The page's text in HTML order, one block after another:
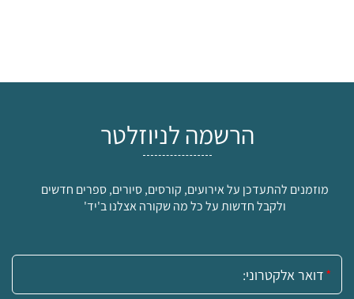
הרשמה לניוזלטר
מוזמנים להתעדכן על אירועים, קורסים, סיורים, ספרים חדשים
ולקבל חדשות על כל מה שקורה אצלנו ב'יד'
אימייל: